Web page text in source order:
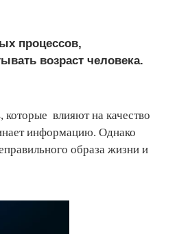
процессов,
возраст человека.
влияют на качество
информацию. Однако
образа жизни и